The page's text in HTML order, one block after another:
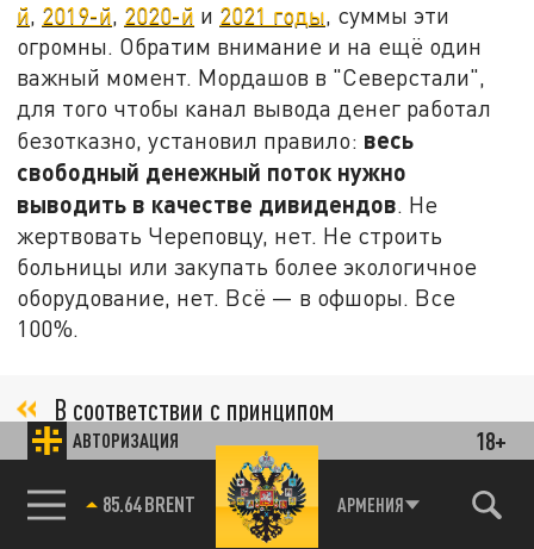
АВТОРИЗАЦИЯ 18+
85.64 BRENT АРМЕНИЯ
й, 2019-й, 2020-й и 2021 годы, суммы эти
огромны. Обратим внимание и на ещё один
важный момент. Мордашов в "Северстали",
для того чтобы канал вывода денег работал
безотказно, установил правило: весь
свободный денежный поток нужно
выводить в качестве дивидендов. Не
жертвовать Череповцу, нет. Не строить
больницы или закупать более экологичное
оборудование, нет. Всё — в офшоры. Все
100%.
В соответствии с принципом
вознаграждения акционеров "Северсталь"
стремится выплачивать дивиденды в
размере 100% квартального свободного